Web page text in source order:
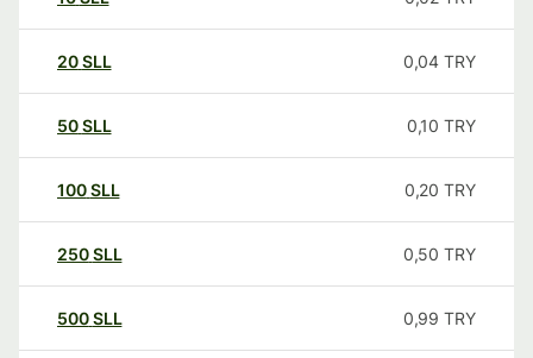
20SLL 0,04 TRY
50SLL 0,10 TRY
100SLL 0,20 TRY
250SLL 0,50 TRY
500SLL 0,99 TRY